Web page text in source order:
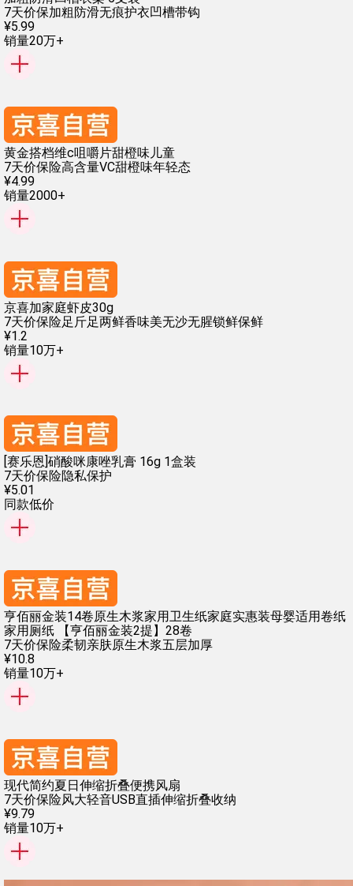
7天价保加粗防滑无痕护衣凹槽带钩
¥5.99
销量20万+
黄金搭档维c咀嚼片甜橙味儿童
7天价保险高含量VC甜橙味年轻态
¥4.99
销量2000+
京喜加家庭虾皮30g
7天价保险足斤足两鲜香味美无沙无腥锁鲜保鲜
¥1.2
销量10万+
[赛乐恩]硝酸咪康唑乳膏 16g 1盒装
7天价保险隐私保护
¥5.01
同款低价
亨佰丽金装14卷原生木浆家用卫生纸家庭实惠装母婴适用卷纸
家用厕纸 【亨佰丽金装2提】28卷
7天价保险柔韧亲肤原生木浆五层加厚
¥10.8
销量10万+
现代简约夏日伸缩折叠便携风扇
7天价保险风大轻音USB直插伸缩折叠收纳
¥9.79
销量10万+